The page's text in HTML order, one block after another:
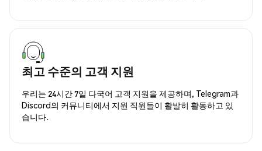
최고 수준의 고객 지원
우리는 24시간 7일 다국어 고객 지원을 제공하며, Telegram과
Discord의 커뮤니티에서 지원 직원들이 활발히 활동하고 있
습니다.